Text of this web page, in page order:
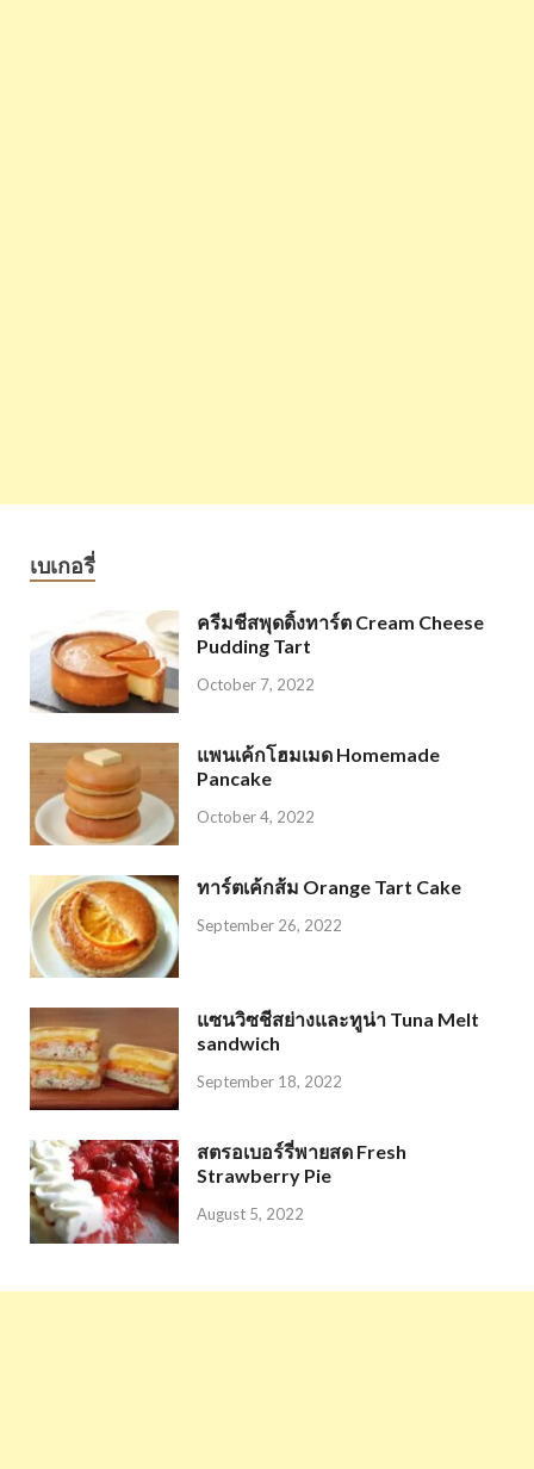
เบเกอรี่
ครีมชีสพุดดิ้งทาร์ต Cream Cheese
Pudding Tart
October 7, 2022
แพนเค้กโฮมเมด Homemade
Pancake
October 4, 2022
ทาร์ตเค้กส้ม Orange Tart Cake
September 26, 2022
แซนวิซชีสย่างและทูน่า Tuna Melt
sandwich
September 18, 2022
สตรอเบอร์รี่พายสด Fresh
Strawberry Pie
August 5, 2022